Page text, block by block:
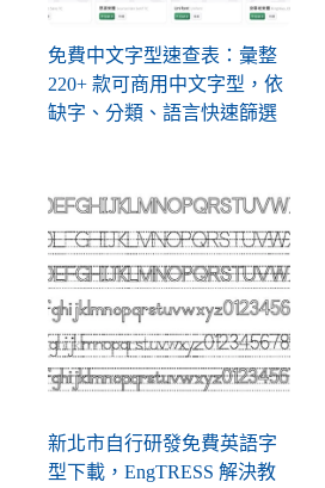
免費中文字型速查表：彙整
220+ 款可商用中文字型，依
缺字、分類、語言快速篩選
新北市自行研發免費英語字
型下載，EngTRESS 解決教